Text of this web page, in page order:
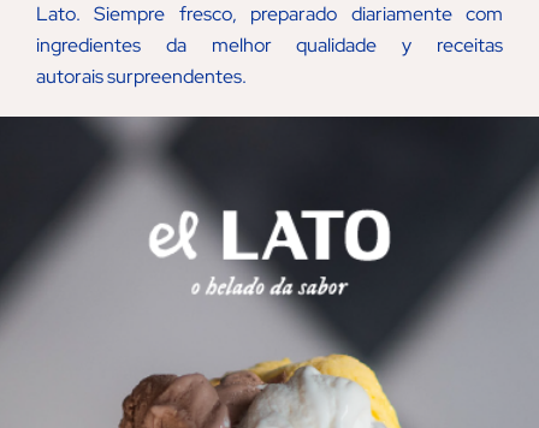
Lato. Siempre fresco, preparado diariamente com
ingredientes da melhor qualidade y receitas
autorais surpreendentes.